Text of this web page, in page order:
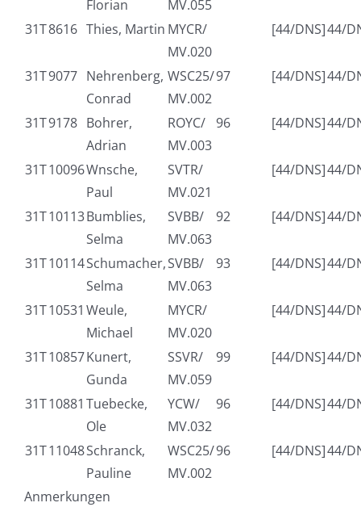
Florian
MV.055
31T8616 Thies, Martin MYCR/
MV.020
[44/DNS]44/
31T9077 Nehrenberg,
Conrad
WSC25/
MV.002
97 [44/DNS]44/
31T9178 Bohrer,
Adrian
ROYC/
MV.003
96 [44/DNS]44/
31T10096Wnsche,
Paul
SVTR/
MV.021
[44/DNS]44/
31T10113Bumblies,
Selma
SVBB/
MV.063
92 [44/DNS]44/
31T10114Schumacher,
Selma
SVBB/
MV.063
93 [44/DNS]44/
31T10531 Weule,
Michael
MYCR/
MV.020
[44/DNS]44/
31T10857Kunert,
Gunda
SSVR/
MV.059
99 [44/DNS]44/
31T10881 Tuebecke,
Ole
YCW/
MV.032
96 [44/DNS]44/
31T11048Schranck,
Pauline
WSC25/
MV.002
96 [44/DNS]44/
Anmerkungen